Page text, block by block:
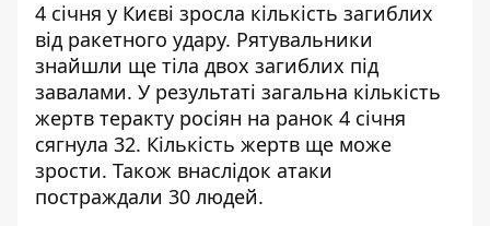
4 січня у Києві зросла кількість загиблих
від ракетного удару. Рятувальники
знайшли ще тіла двох загиблих під
завалами. У результаті загальна кількість
жертв теракту росіян на ранок 4 січня
сягнула 32. Кількість жертв ще може
зрости. Також внаслідок атаки
постраждали 30 людей.